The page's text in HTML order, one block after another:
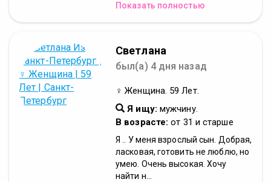
Показать полностью
Светлана
был(а) 4 дня назад
♀ Женщина. 59 Лет.
Я ищу: мужчину.
В возрасте: от 31 и старше
Я .. У меня взрослый сын. Добрая,
ласковая, готовить не люблю, но
умею. Очень высокая. Хочу
найти н...